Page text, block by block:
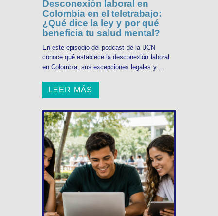
Desconexión laboral en
Colombia en el teletrabajo:
¿Qué dice la ley y por qué
beneficia tu salud mental?
En este episodio del podcast de la UCN
conoce qué establece la desconexión laboral
en Colombia, sus excepciones legales y ...
LEER MÁS